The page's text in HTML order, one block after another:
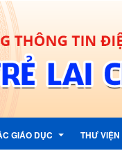
GIÁO DỤC THƯ